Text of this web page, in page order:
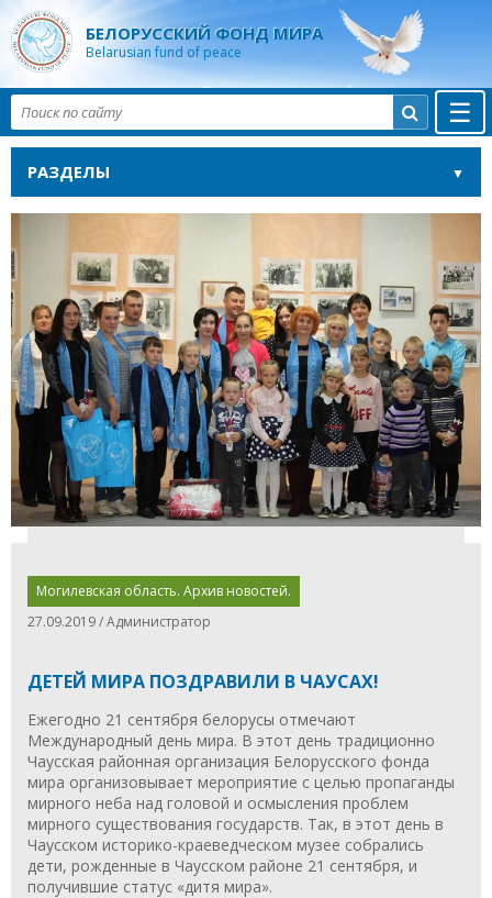
БЕЛОРУССКИЙ ФОНД МИРА
Belarusian fund of peace
☰

РАЗДЕЛЫ
Могилевская область. Архив новостей.
27.09.2019 / Администратор
ДЕТЕЙ МИРА ПОЗДРАВИЛИ В ЧАУСАХ!
Ежегодно 21 сентября белорусы отмечают
Международный день мира. В этот день традиционно
Чаусская районная организация Белорусского фонда
мира организовывает мероприятие с целью пропаганды
мирного неба над головой и осмысления проблем
мирного существования государств. Так, в этот день в
Чаусском историко-краеведческом музее собрались
дети, рожденные в Чаусском районе 21 сентября, и
получившие статус «дитя мира».